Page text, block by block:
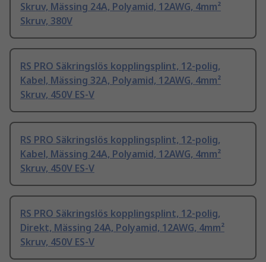
Skruv, Mässing 24A, Polyamid, 12AWG, 4mm²
Skruv, 380V
RS PRO Säkringslös kopplingsplint, 12-polig,
Kabel, Mässing 32A, Polyamid, 12AWG, 4mm²
Skruv, 450V ES-V
RS PRO Säkringslös kopplingsplint, 12-polig,
Kabel, Mässing 24A, Polyamid, 12AWG, 4mm²
Skruv, 450V ES-V
RS PRO Säkringslös kopplingsplint, 12-polig,
Direkt, Mässing 24A, Polyamid, 12AWG, 4mm²
Skruv, 450V ES-V